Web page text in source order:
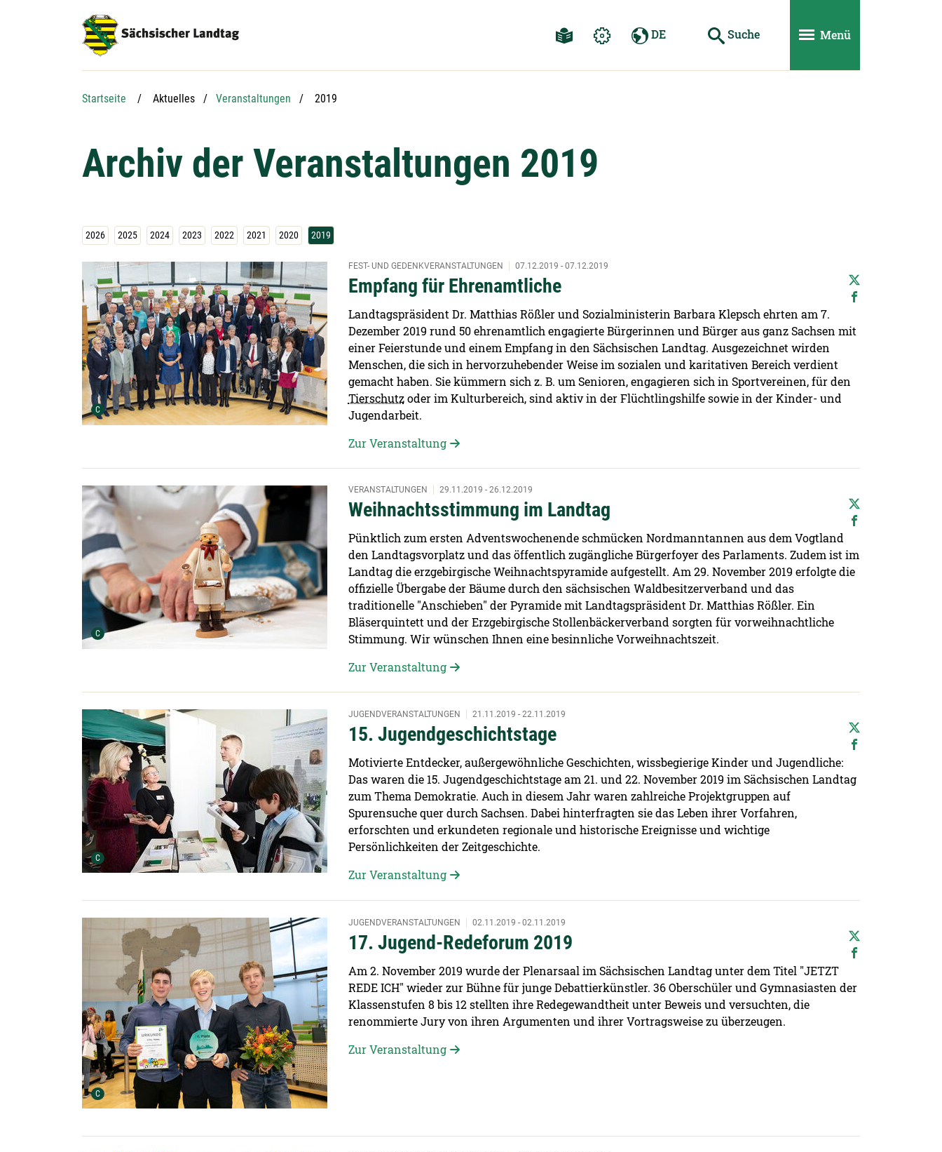
DE Suche Menü
Startseite Aktuelles Veranstaltungen Aktuelle Seite:
2019
Archiv der Veranstaltungen 2019
2026 2025 2024 2023 2022 2021 2020 2019
C Urheber der Grafik:
Empfang für Ehrenamtliche
FEST- UND GEDENKVERANSTALTUNGEN 07.12.2019 - 07.12.2019
Landtagspräsident Dr. Matthias Rößler und Sozialministerin Barbara Klepsch ehrten am 7.
Dezember 2019 rund 50 ehrenamtlich engagierte Bürgerinnen und Bürger aus ganz Sachsen mit
einer Feierstunde und einem Empfang in den Sächsischen Landtag. Ausgezeichnet wirden
Menschen, die sich in hervorzuhebender Weise im sozialen und karitativen Bereich verdient
gemacht haben. Sie kümmern sich z. B. um Senioren, engagieren sich in Sportvereinen, für den
Tierschutzoder im Kulturbereich, sind aktiv in der Flüchtlingshilfe sowie in der Kinder- und
Jugendarbeit.
Zur Veranstaltung
C Urheber der Grafik:
Weihnachtsstimmung im Landtag
VERANSTALTUNGEN 29.11.2019 - 26.12.2019
Pünktlich zum ersten Adventswochenende schmücken Nordmanntannen aus dem Vogtland
den Landtagsvorplatz und das öffentlich zugängliche Bürgerfoyer des Parlaments. Zudem ist im
Landtag die erzgebirgische Weihnachtspyramide aufgestellt. Am 29. November 2019 erfolgte die
offizielle Übergabe der Bäume durch den sächsischen Waldbesitzerverband und das
traditionelle "Anschieben" der Pyramide mit Landtagspräsident Dr. Matthias Rößler. Ein
Bläserquintett und der Erzgebirgische Stollenbäckerverband sorgten für vorweihnachtliche
Stimmung. Wir wünschen Ihnen eine besinnliche Vorweihnachtszeit.
Zur Veranstaltung
C Urheber der Grafik:
15. Jugendgeschichtstage
JUGENDVERANSTALTUNGEN 21.11.2019 - 22.11.2019
Motivierte Entdecker, außergewöhnliche Geschichten, wissbegierige Kinder und Jugendliche:
Das waren die 15. Jugendgeschichtstage am 21. und 22. November 2019 im Sächsischen Landtag
zum Thema Demokratie. Auch in diesem Jahr waren zahlreiche Projektgruppen auf
Spurensuche quer durch Sachsen. Dabei hinterfragten sie das Leben ihrer Vorfahren,
erforschten und erkundeten regionale und historische Ereignisse und wichtige
Persönlichkeiten der Zeitgeschichte.
Zur Veranstaltung
C Urheber der Grafik:
17. Jugend-Redeforum 2019
JUGENDVERANSTALTUNGEN 02.11.2019 - 02.11.2019
Am 2. November 2019 wurde der Plenarsaal im Sächsischen Landtag unter dem Titel "JETZT
REDE ICH" wieder zur Bühne für junge Debattierkünstler. 36 Oberschüler und Gymnasiasten der
Klassenstufen 8 bis 12 stellten ihre Redegewandtheit unter Beweis und versuchten, die
renommierte Jury von ihren Argumenten und ihrer Vortragsweise zu überzeugen.
Zur Veranstaltung